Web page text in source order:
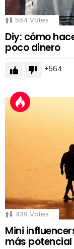
564 Votes
Diy: cómo
poco dinero
564
439 Votes
Mini
más potencial